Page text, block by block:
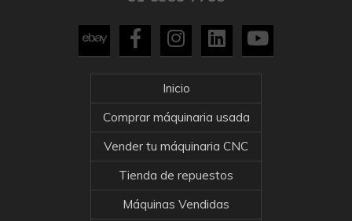
Inicio
Comprar máquinaria usada
Vender tu máquinaria CNC
Tienda de repuestos
Máquinas Vendidas